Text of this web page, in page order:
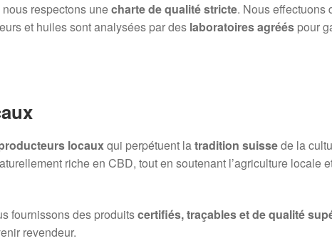
nous respectons unecharte de qualité stricte. Nous effectuons
et huiles sont analysées par des laboratoires agréés pour
locauxqui perpétuent latradition suissede la
riche en CBD, tout en soutenant l’agriculture locale
fournissons des produitscertifiés, traçables et de qualité
revendeur.